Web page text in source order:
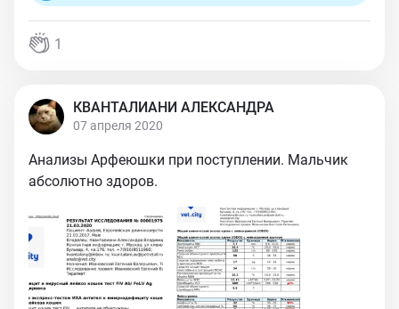
1
КВАНТАЛИАНИ АЛЕКСАНДРА
07 апреля 2020
Анализы Арфеюшки при поступлении. Мальчик
абсолютно здоров.